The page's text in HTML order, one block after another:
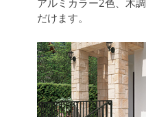
アルミカラー2色、木
だけます。